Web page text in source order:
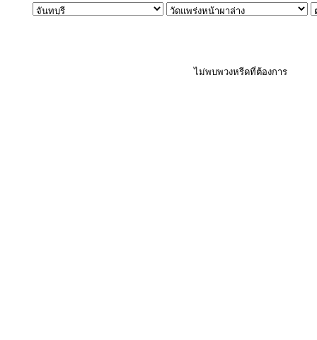
ไม่พบพวงหรีดที่ต้องการ